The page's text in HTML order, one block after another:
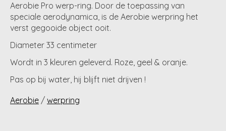
Aerobie Pro werp-ring. Door de toepassing van
speciale aerodynamica, is de Aerobie werpring het
verst gegooide object ooit.
Diameter 33 centimeter
Wordt in 3 kleuren geleverd. Roze, geel & oranje.
Pas op bij water, hij blijft niet drijven !
Aerobie / werpring